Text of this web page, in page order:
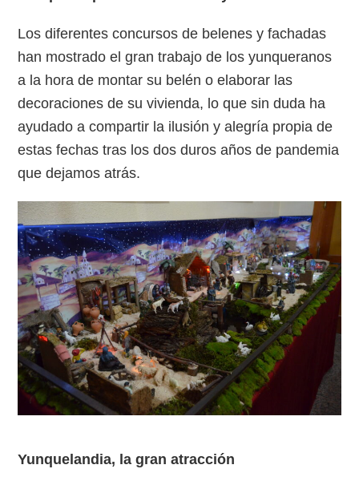
Los diferentes concursos de belenes y fachadas
han mostrado el gran trabajo de los yunqueranos
a la hora de montar su belén o elaborar las
decoraciones de su vivienda, lo que sin duda ha
ayudado a compartir la ilusión y alegría propia de
estas fechas tras los dos duros años de pandemia
que dejamos atrás.
Yunquelandia, la gran atracción